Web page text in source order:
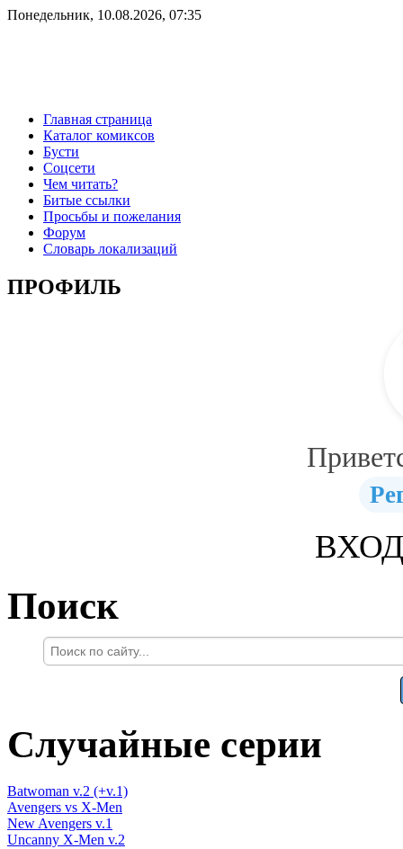
Понедельник, 10.08.2026, 07:35
Главная страница
Каталог комиксов
Бусти
Соцсети
Чем читать?
Битые ссылки
Просьбы и пожелания
Форум
Словарь локализаций
ПРОФИЛЬ
Поиск
Случайные серии
Batwoman v.2 (+v.1)
Avengers vs X-Men
New Avengers v.1
Uncanny X-Men v.2